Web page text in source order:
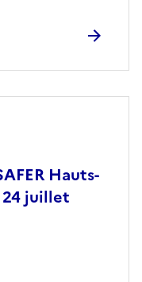
Hauts-
juillet